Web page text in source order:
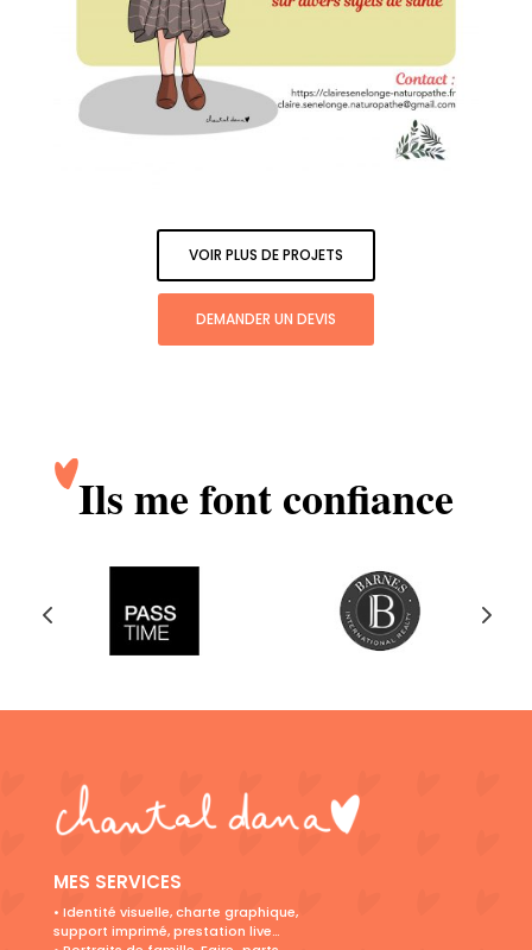
VOIR PLUS DE PROJETS
DEMANDER UN DEVIS
Ils me font confiance
MES SERVICES
• Identité visuelle, charte graphique,
support imprimé, prestation live…